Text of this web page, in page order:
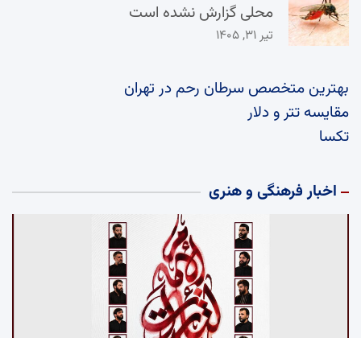
محلی گزارش نشده است
تیر ۳۱, ۱۴۰۵
بهترین متخصص سرطان رحم در تهران
مقایسه تتر و دلار
تکسا
اخبار فرهنگی و هنری